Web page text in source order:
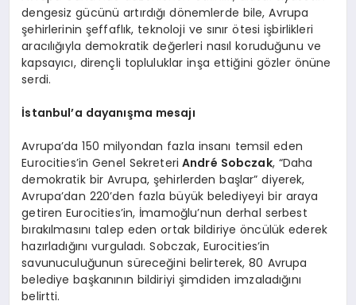
dengesiz gücünü artırdığı dönemlerde bile, Avrupa
şehirlerinin şeffaflık, teknoloji ve sınır ötesi işbirlikleri
aracılığıyla demokratik değerleri nasıl koruduğunu ve
kapsayıcı, dirençli topluluklar inşa ettiğini gözler önüne
serdi.
İstanbul’a dayanışma mesajı
Avrupa’da 150 milyondan fazla insanı temsil eden
Eurocities’in Genel Sekreteri André Sobczak, “Daha
demokratik bir Avrupa, şehirlerden başlar” diyerek,
Avrupa’dan 220’den fazla büyük belediyeyi bir araya
getiren Eurocities’in, İmamoğlu’nun derhal serbest
bırakılmasını talep eden ortak bildiriye öncülük ederek
hazırladığını vurguladı. Sobczak, Eurocities’in
savunuculuğunun süreceğini belirterek, 80 Avrupa
belediye başkanının bildiriyi şimdiden imzaladığını
belirtti.